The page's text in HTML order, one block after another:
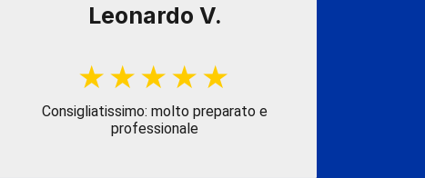
Leonardo V.
Consigliatissimo: molto preparato e
professionale